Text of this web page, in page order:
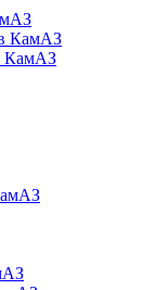
КамАЗ
КамАЗ